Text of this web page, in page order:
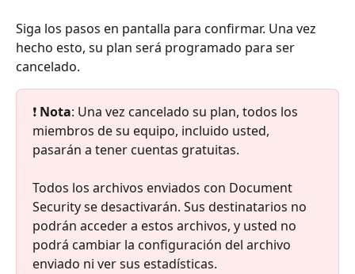
Siga los pasos en pantalla para confirmar. Una vez
hecho esto, su plan será programado para ser
cancelado.
❗ Nota: Una vez cancelado su plan, todos los
miembros de su equipo, incluido usted,
pasarán a tener cuentas gratuitas.
Todos los archivos enviados con Document
Security se desactivarán. Sus destinatarios no
podrán acceder a estos archivos, y usted no
podrá cambiar la configuración del archivo
enviado ni ver sus estadísticas.